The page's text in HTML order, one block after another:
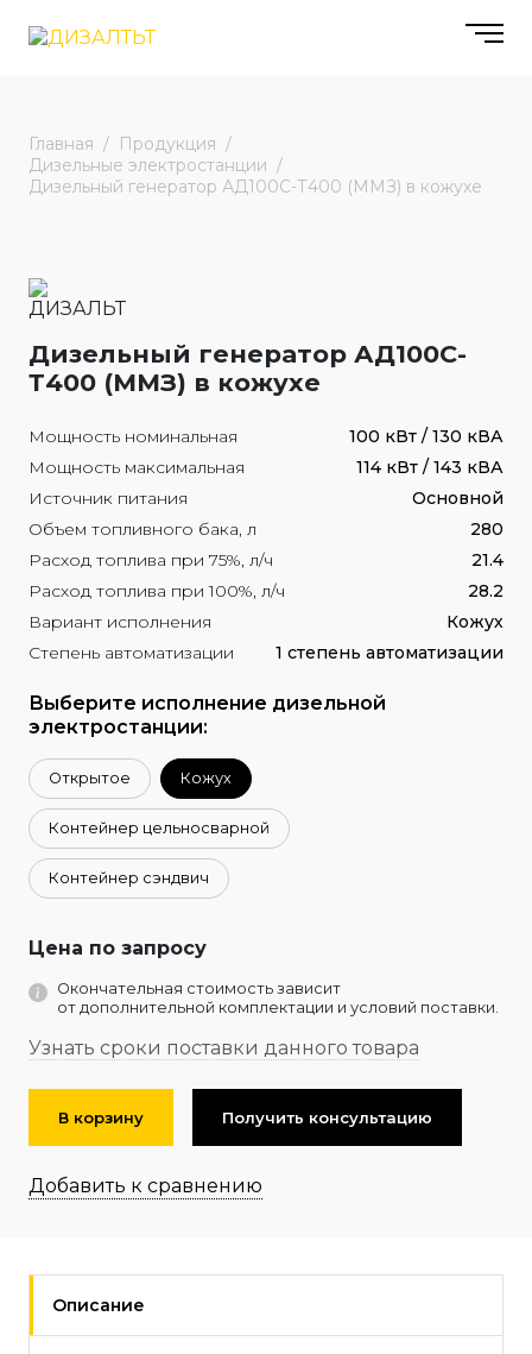
Главная
Продукция
Дизельные электростанции
Дизельный генератор АД100С-Т400 (ММЗ) в кожухе
Дизельный генератор АД100С-
Т400 (ММЗ) в кожухе
Мощность номинальная
100 кВт / 130 кВА
Мощность максимальная
114 кВт / 143 кВА
Источник питания
Основной
Объем топливного бака, л
280
Расход топлива при 75%, л/ч
21.4
Расход топлива при 100%, л/ч
28.2
Вариант исполнения
Кожух
Степень автоматизации
1 степень автоматизации
Выберите исполнение дизельной
электростанции:
Открытое Кожух
Контейнер цельносварной
Контейнер сэндвич
Цена по запросу
Окончательная стоимость зависит
от дополнительной комплектации и условий поставки.
Узнать сроки поставки данного товара
В корзину Получить консультацию
Добавить к сравнению
Описание